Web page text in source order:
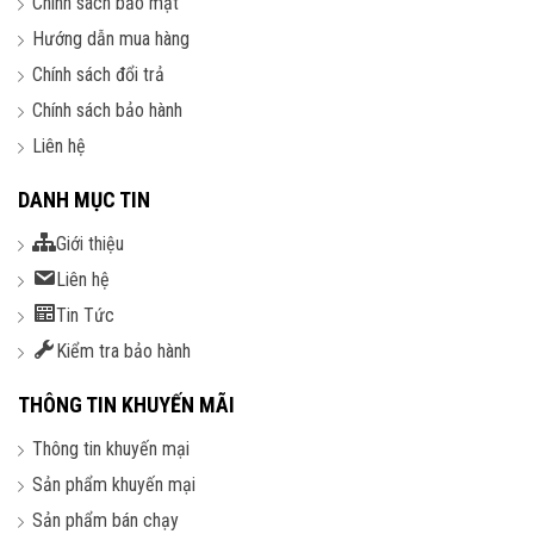
Hướng dẫn mua hàng
Chính sách đổi trả
Chính sách bảo hành
Liên hệ
DANH MỤC TIN
Giới thiệu
Liên hệ
Tin Tức
Kiểm tra bảo hành
THÔNG TIN KHUYẾN MÃI
Thông tin khuyến mại
Sản phẩm khuyến mại
Sản phẩm bán chạy